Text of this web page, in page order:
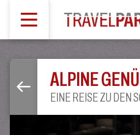
ALPINE
EINE REISE ZU DEN